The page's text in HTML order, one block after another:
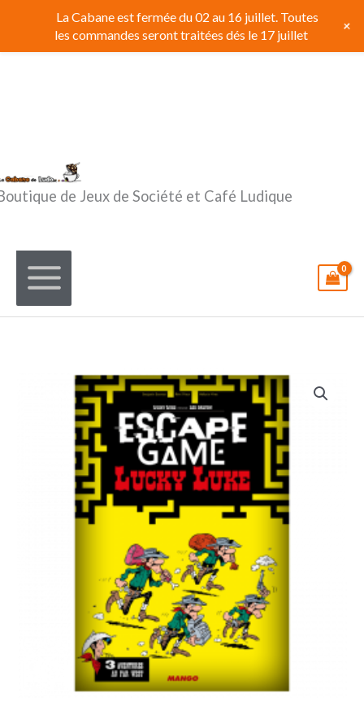
contenu
de Jeux de Société et Café Ludique
La Cabane est fermée du 02 au 16 juillet. Toutes
les commandes seront traitées dés le 17 juillet
+